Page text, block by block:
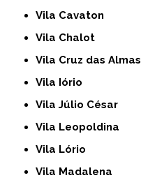
Vila Cavaton
Vila Chalot
Vila Cruz das Almas
Vila Iório
Vila Júlio César
Vila Leopoldina
Vila Lório
Vila Madalena